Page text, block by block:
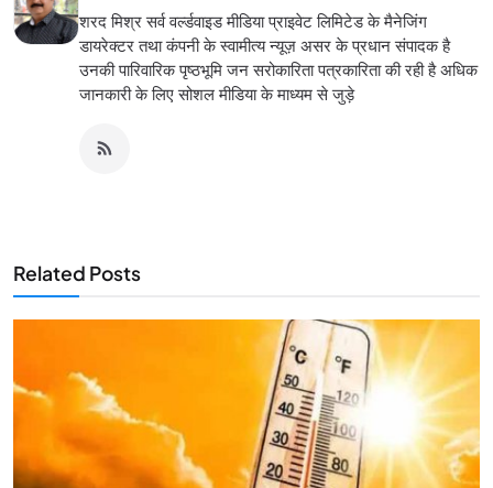
शरद मिश्र सर्व वर्ल्डवाइड मीडिया प्राइवेट लिमिटेड के मैनेजिंग
डायरेक्टर तथा कंपनी के स्वामीत्य न्यूज़ असर के प्रधान संपादक है
उनकी पारिवारिक पृष्ठभूमि जन सरोकारिता पत्रकारिता की रही है अधिक
जानकारी के लिए सोशल मीडिया के माध्यम से जुड़े
Related Posts